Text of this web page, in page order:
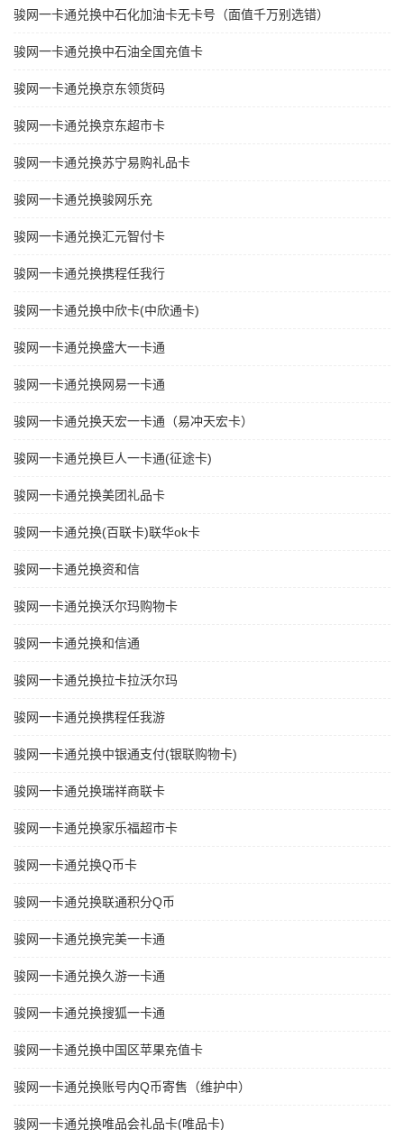
骏网一卡通兑换中石化加油卡无卡号（面值千万别选错）
骏网一卡通兑换中石油全国充值卡
骏网一卡通兑换京东领货码
骏网一卡通兑换京东超市卡
骏网一卡通兑换苏宁易购礼品卡
骏网一卡通兑换骏网乐充
骏网一卡通兑换汇元智付卡
骏网一卡通兑换携程任我行
骏网一卡通兑换中欣卡(中欣通卡)
骏网一卡通兑换盛大一卡通
骏网一卡通兑换网易一卡通
骏网一卡通兑换天宏一卡通（易冲天宏卡）
骏网一卡通兑换巨人一卡通(征途卡)
骏网一卡通兑换美团礼品卡
骏网一卡通兑换(百联卡)联华ok卡
骏网一卡通兑换资和信
骏网一卡通兑换沃尔玛购物卡
骏网一卡通兑换和信通
骏网一卡通兑换拉卡拉沃尔玛
骏网一卡通兑换携程任我游
骏网一卡通兑换中银通支付(银联购物卡)
骏网一卡通兑换瑞祥商联卡
骏网一卡通兑换家乐福超市卡
骏网一卡通兑换Q币卡
骏网一卡通兑换联通积分Q币
骏网一卡通兑换完美一卡通
骏网一卡通兑换久游一卡通
骏网一卡通兑换搜狐一卡通
骏网一卡通兑换中国区苹果充值卡
骏网一卡通兑换账号内Q币寄售（维护中）
骏网一卡通兑换唯品会礼品卡(唯品卡)